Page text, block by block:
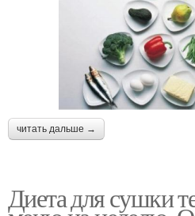
читать дальше →
Диета для сушки